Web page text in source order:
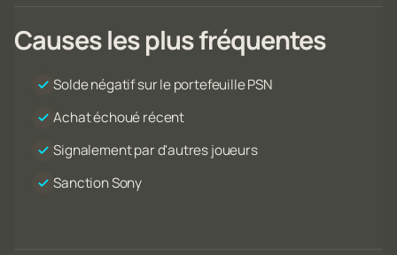
Causes les plus fréquentes
Solde négatif sur le portefeuille PSN
Achat échoué récent
Signalement par d'autres joueurs
Sanction Sony